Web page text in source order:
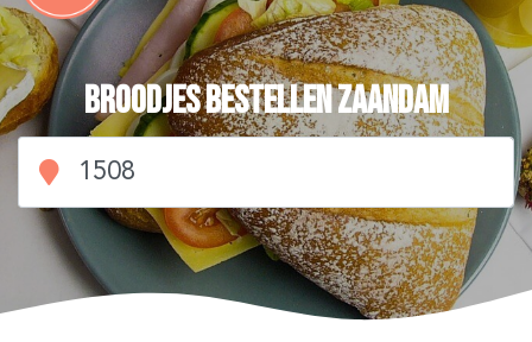
Broodjes bestellen Zaandam